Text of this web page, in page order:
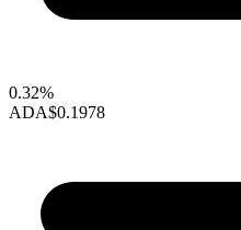
0.32%
ADA$0.1978